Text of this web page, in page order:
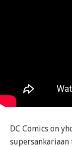
DC Comics on
supersankariaan